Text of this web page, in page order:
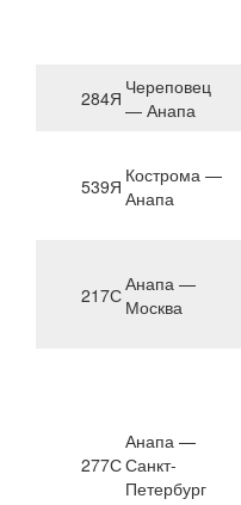
284Я Череповец
— Анапа
539Я Кострома —
Анапа
217САнапа —
Москва
277С
Анапа —
Санкт-
Петербург